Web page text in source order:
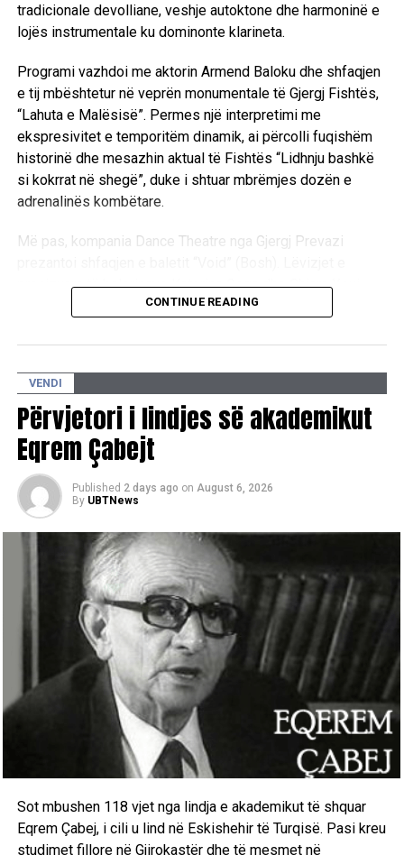
tradicionale devolliane, veshje autoktone dhe harmoninë e
lojës instrumentale ku dominonte klarineta.
Programi vazhdoi me aktorin Armend Baloku dhe shfaqjen
e tij mbështetur në veprën monumentale të Gjergj Fishtës,
“Lahuta e Malësisë”. Permes një interpretimi me
ekspresivitet e temporitëm dinamik, ai përcolli fuqishëm
historinë dhe mesazhin aktual të Fishtës “Lidhnju bashkë
si kokrrat në shegë”, duke i shtuar mbrëmjes dozën e
adrenalinës kombëtare.
Më pas, kompania Dance Theatre nga Gjergj Prevazi
precizuara të balerinave Katerina Goga dhe Chiara Xoxi
përcollën përmes gjuhës së trupit përpjekjen për të
përmbyll te “Qilimi fluturues i gjyshes” me performancën e
grupit “NA” dhe DJ Cabo, duke gërshetuar muziken
tradicionale me atë moderne. /E.A/
CONTINUE READING
VENDI
Përvjetori i lindjes së akademikut
Eqrem Çabejt
Published 2 days ago on August 6, 2026
By UBTNews
Sot mbushen 118 vjet nga lindja e akademikut të shquar
Eqrem Çabej, i cili u lind në Eskishehir të Turqisë. Pasi kreu
studimet fillore në Gjirokastër dhe të mesmet në